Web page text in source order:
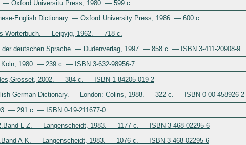
— Oxford Universitu Press, 1980. — 599 c.
English Dictionary. — Oxford University Press, 1986. — 600 c.
Worterbuch. — Leipyig, 1962. — 718 c.
der deutschen Sprache. — Dudenverlag, 1997. — 858 c. — ISBN 3-411-20908-9
1980. — 239 c. — ISBN 3-632-98956-7
2002. — 384 c. — ISBN 1 84205 019 2
German Dictionary. — London: Colins, 1988. — 322 c. — ISBN 0 00 458926 2
— 291 c. — ISBN 0-19-211677-0
L-Z. — Langenscheidt, 1983. — 1177 c. — ISBN 3-468-02295-6
A-K. — Langenscheidt, 1983. — 1076 c. — ISBN 3-468-02295-6